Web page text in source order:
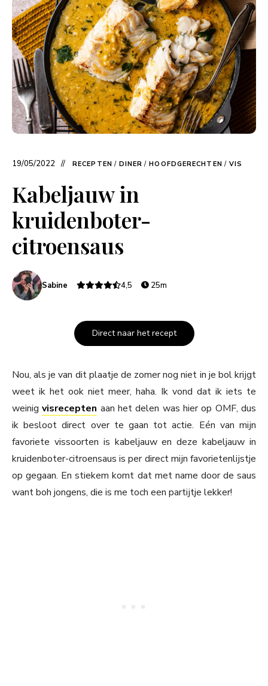
19/05/2022 RECEPTEN / DINER / HOOFDGERECHTEN / VIS
Kabeljauw in
kruidenboter-
citroensaus
Sabine 4,5 25m
Direct naar het recept
Nou, als je van dit plaatje de zomer nog niet in je bol krijgt
weet ik het ook niet meer, haha. Ik vond dat ik iets te
weinigvisrecepten aan het delen was hier op OMF, dus
ik besloot direct over te gaan tot actie. Eén van mijn
favoriete vissoorten is kabeljauw en deze kabeljauw in
kruidenboter-citroensaus is per direct mijn favorietenlijstje
op gegaan. En stiekem komt dat met name door de saus
want boh jongens, die is me toch een partijtje lekker!